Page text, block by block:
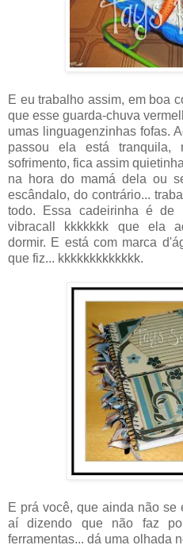
E eu trabalho assim, em boa
que esse guarda-chuva
umas linguagenzinhas fofas.
passou ela está tranquila,
sofrimento, fica assim
na hora do mamá dela ou
escândalo, do contrário...
todo. Essa cadeirinha é de
vibracall kkkkkkk que ela
dormir. E está com marca
que fiz... kkkkkkkkkkkkk.
E prá você, que ainda não
aí dizendo que não faz
ferramentas... dá uma olhada